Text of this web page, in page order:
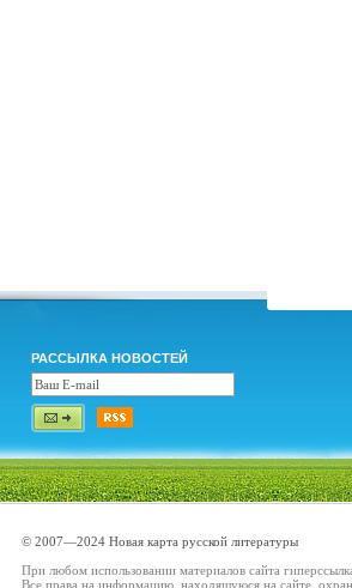
РАССЫЛКА НОВОСТЕЙ
© 2007—2024 Новая карта русской литературы
При любом использовании материалов сайта
Все права на информацию, находящуюся на сайте,